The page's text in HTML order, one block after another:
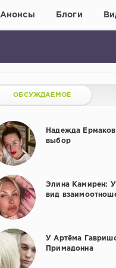
Анонсы Блоги
ОБСУЖДАЕМОЕ
Надежда
выбор
Элина Камирен:
вид
У Артёма
Примадонна